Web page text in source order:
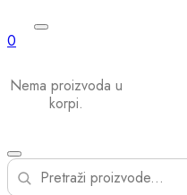
0
Nema proizvoda u
korpi.